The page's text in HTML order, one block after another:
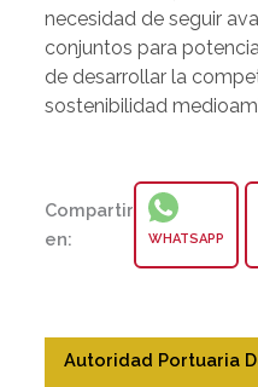
necesidad de seguir
conjuntos para
de desarrollar la
sostenibilidad
Compartir
en:
WHATSAPP
Autoridad Portuaria